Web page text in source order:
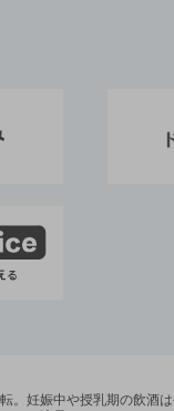
。 妊娠中や授乳期の飲酒は